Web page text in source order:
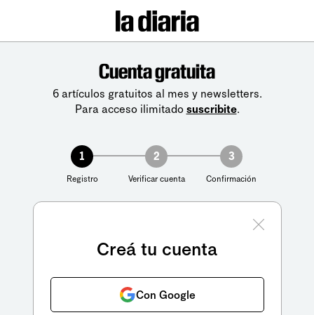
Cuenta gratuita
6 artículos gratuitos al mes y newsletters.
Para acceso ilimitado suscribite.
1
Registro
2
Verificar cuenta
3
Confirmación
Creá tu cuenta
Con Google